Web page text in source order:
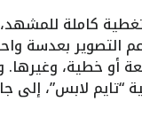
كاملة